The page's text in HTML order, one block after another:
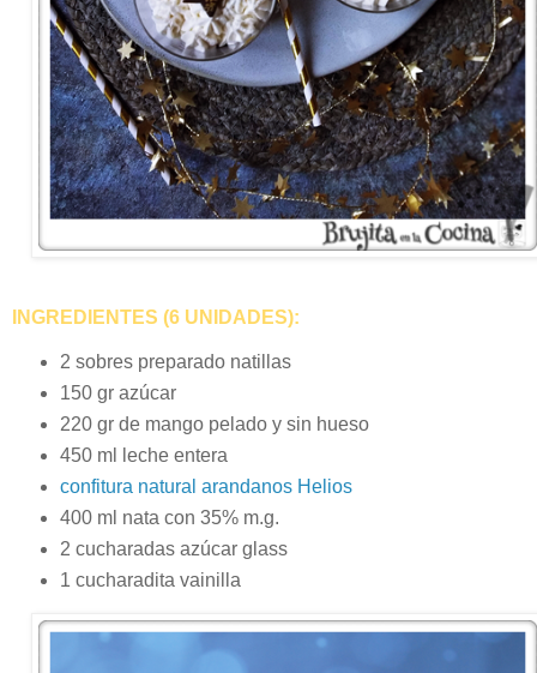
INGREDIENTES (6 UNIDADES):
2 sobres preparado natillas
150 gr azúcar
220 gr de mango pelado y sin hueso
450 ml leche entera
confitura natural arandanos Helios
400 ml nata con 35% m.g.
2 cucharadas azúcar glass
1 cucharadita vainilla